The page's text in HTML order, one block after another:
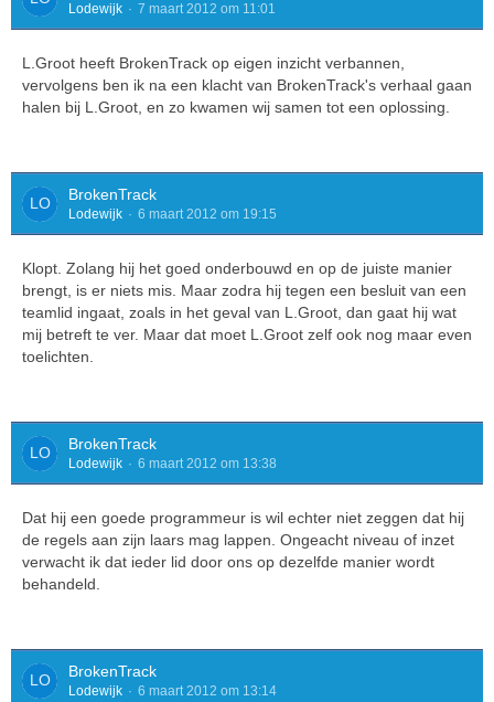
Lodewijk 7 maart 2012 om 11:01
L.Groot heeft BrokenTrack op eigen inzicht verbannen,
vervolgens ben ik na een klacht van BrokenTrack's verhaal gaan
halen bij L.Groot, en zo kwamen wij samen tot een oplossing.
BrokenTrack
Lodewijk 6 maart 2012 om 19:15
Klopt. Zolang hij het goed onderbouwd en op de juiste manier
brengt, is er niets mis. Maar zodra hij tegen een besluit van een
teamlid ingaat, zoals in het geval van L.Groot, dan gaat hij wat
mij betreft te ver. Maar dat moet L.Groot zelf ook nog maar even
toelichten.
BrokenTrack
Lodewijk 6 maart 2012 om 13:38
Dat hij een goede programmeur is wil echter niet zeggen dat hij
de regels aan zijn laars mag lappen. Ongeacht niveau of inzet
verwacht ik dat ieder lid door ons op dezelfde manier wordt
behandeld.
BrokenTrack
Lodewijk 6 maart 2012 om 13:14